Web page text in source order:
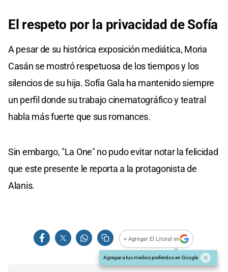
El respeto por la privacidad de Sofía
A pesar de su histórica exposición mediática, Moria
Casán se mostró respetuosa de los tiempos y los
silencios de su hija. Sofía Gala ha mantenido siempre
un perfil donde su trabajo cinematográfico y teatral
habla más fuerte que sus romances.
Sin embargo, "La One" no pudo evitar notar la felicidad
que este presente le reporta a la protagonista de
Alanis.
+ Agregar El Litoral en
Agregar a tus medios preferidos en Google